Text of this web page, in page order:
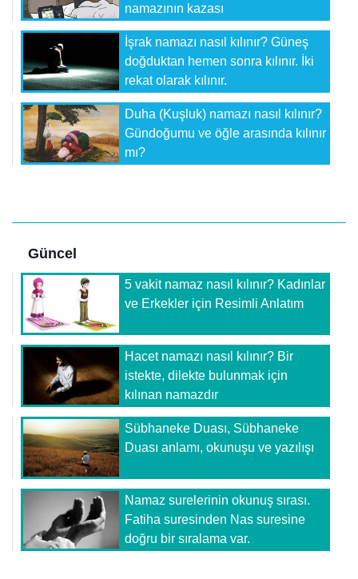
namazının kazası
İşrak namazı nasıl kılınır? Güneş
doğduktan hemen sonra kılınır. İki
rekat olarak kılınır.
Duha (Kuşluk) namazı nasıl kılınır?
Gündoğumu ve öğle arasında kılınır
mı?
Güncel
5 vakit namaz nasıl kılınır? Kadınlar
ve Erkekler için Resimli Anlatım
Hacet namazı nasıl kılınır? Bir
istekte, dilekte bulunmak için
kılınan namazdır
Sübhaneke Duası, Sübhaneke
Duası anlamı, okunuşu ve yazılışı
Namaz surelerinin okunuş sırası.
Fatiha suresinden Nas suresine
doğru bir sıralama var.